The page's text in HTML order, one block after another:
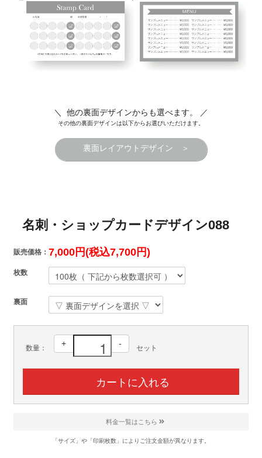
＼ 他の裏面デザインからも選べます。 ／
その他の裏面デザインは以下からお選びいただけます。
裏面レイアウトデザイン ＞
名刺・ショップカードデザイン088
販売価格： 7,000円(税込7,700円)
枚数
裏面
数量：
+ -
セット
料金一覧はこちら
「サイズ」や「印刷枚数」によりご注文金額が異なります。